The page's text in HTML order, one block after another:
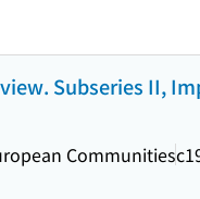
Subseries II,
Communities